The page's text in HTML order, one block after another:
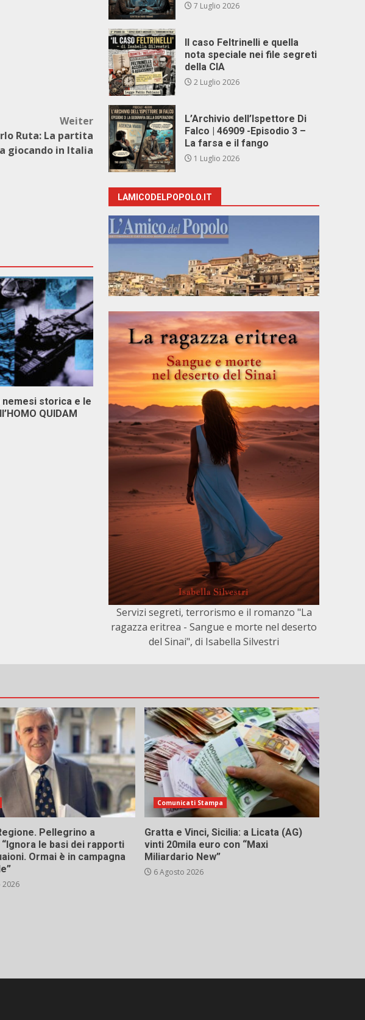
Weiter
Ruta: La partita
giocando in Italia
nemesi storica e le
QUIDAM
7 Luglio 2026
Il caso Feltrinelli e quella
nota speciale nei file segreti
della CIA
2 Luglio 2026
L’Archivio dell’Ispettore Di
Falco | 46909 -Episodio 3 –
La farsa e il fango
1 Luglio 2026
LAMICODELPOPOLO.IT
Servizi segreti, terrorismo e il romanzo "La
ragazza eritrea - Sangue e morte nel deserto
del Sinai", di Isabella Silvestri
Pellegrino a
“Ignora le basi dei rapporti
Ormai è in campagna
2026
Comunicati Stampa
Gratta e Vinci, Sicilia: a Licata (AG)
vinti 20mila euro con “Maxi
Miliardario New”
6 Agosto 2026